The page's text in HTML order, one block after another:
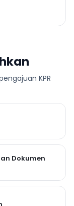
KPR
Dokumen